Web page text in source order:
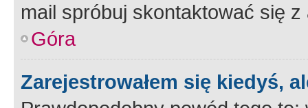
mail spróbuj skontaktować się
Góra
Zarejestrowałem się kiedyś,